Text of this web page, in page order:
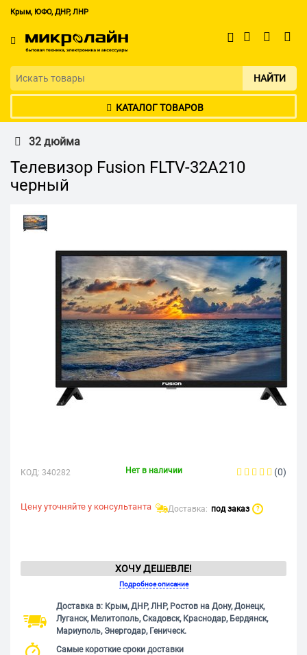
Крым, ЮФО, ДНР, ЛНР
НАЙТИ
КАТАЛОГ ТОВАРОВ
32 дюйма
Телевизор Fusion FLTV-32A210
черный
КОД: 340282 Нет в наличии (0)
Цену уточняйте у консультанта Доставка: под заказ ?
ХОЧУ ДЕШЕВЛЕ!
Подробное описание
Доставка в: Крым, ДНР, ЛНР, Ростов на Дону, Донецк,
Луганск, Мелитополь, Скадовск, Краснодар, Бердянск,
Мариуполь, Энергодар, Геническ.
Самые короткие сроки доставки